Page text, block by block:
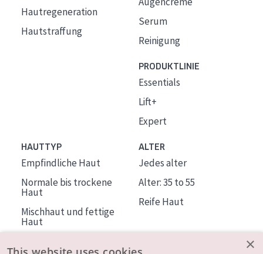
Hautregeneration
Hautstraffung
Serum
Reinigung
PRODUKTLINIE
Essentials
Lift+
Expert
HAUTTYP
Empfindliche Haut
Normale bis trockene
Haut
Mischhaut und fettige
Haut
ALTER
Jedes alter
Alter: 35 to 55
Reife Haut
×